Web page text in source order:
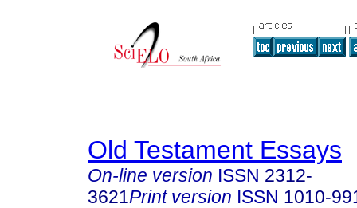
Old Testament Essays
On-line version ISSN 2312-
3621Print version ISSN 1010-